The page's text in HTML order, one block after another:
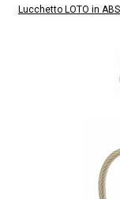
Lucchetto LOTO in